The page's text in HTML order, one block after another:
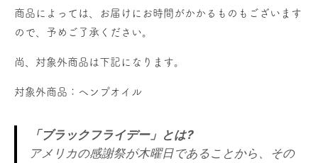
商品によっては、お届けにお時間がかかるものもございます
ので、予めご了承ください。
尚、対象外商品は下記になります。
対象外商品：ヘンプオイル
「ブラックフライデー」とは?
アメリカの感謝祭が木曜日であることから、その